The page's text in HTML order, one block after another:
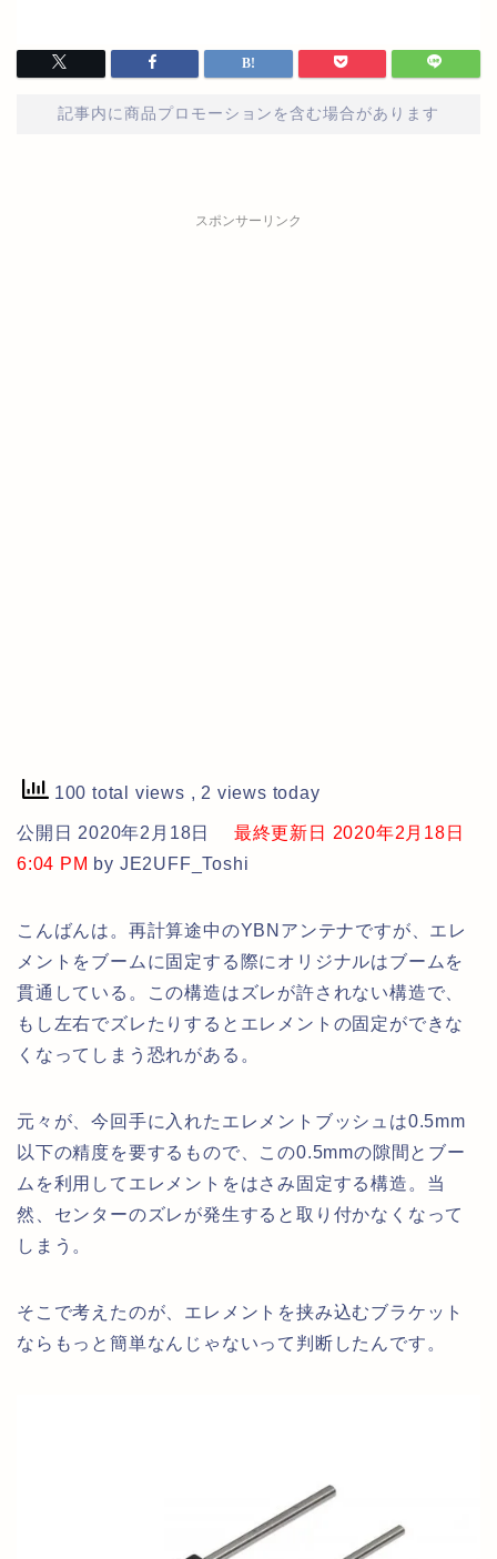
記事内に商品プロモーションを含む場合があります
スポンサーリンク
100 total views , 2 views today
公開日 2020年2月18日
最終更新日 2020年2月18日
6:04 PM by JE2UFF_Toshi
こんばんは。再計算途中のYBNアンテナですが、エレ
メントをブームに固定する際にオリジナルはブームを
貫通している。この構造はズレが許されない構造で、
もし左右でズレたりするとエレメントの固定ができな
くなってしまう恐れがある。
元々が、今回手に入れたエレメントブッシュは0.5mm
以下の精度を要するもので、この0.5mmの隙間とブー
ムを利用してエレメントをはさみ固定する構造。当
然、センターのズレが発生すると取り付かなくなって
しまう。
そこで考えたのが、エレメントを挟み込むブラケット
ならもっと簡単なんじゃないって判断したんです。